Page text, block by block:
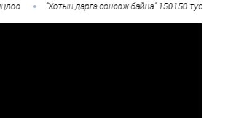
“Хотын дарга сонсож байна” 150150 тусгай дугаарыг